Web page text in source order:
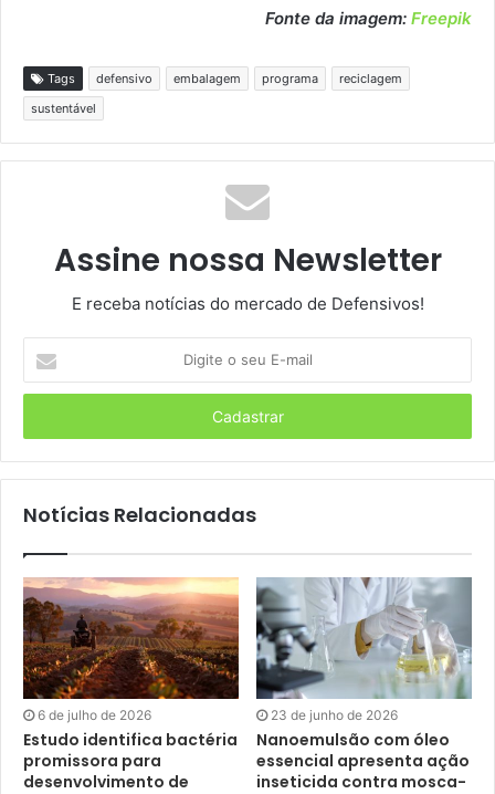
Fonte da imagem: Freepik
Tags defensivo embalagem programa
reciclagem
sustentável
Assine nossa Newsletter
E receba notícias do mercado de Defensivos!
seu
mail
Notícias Relacionadas
6 de julho de 2026
Estudo identifica bactéria
promissora para
desenvolvimento de
23 de junho de 2026
Nanoemulsão com óleo
essencial apresenta ação
inseticida contra mosca-